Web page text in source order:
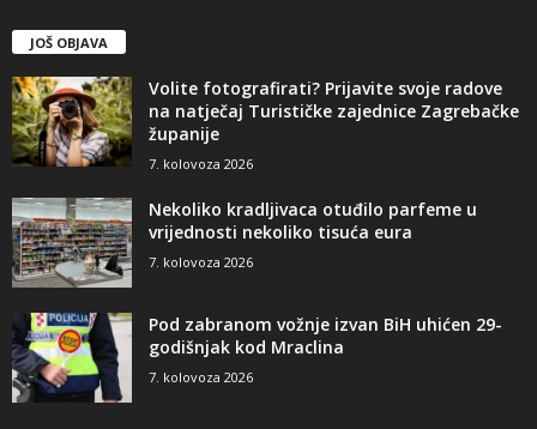
JOŠ OBJAVA
Volite fotografirati? Prijavite svoje radove
na natječaj Turističke zajednice Zagrebačke
županije
7. kolovoza 2026
Nekoliko kradljivaca otuđilo parfeme u
vrijednosti nekoliko tisuća eura
7. kolovoza 2026
Pod zabranom vožnje izvan BiH uhićen 29-
godišnjak kod Mraclina
7. kolovoza 2026